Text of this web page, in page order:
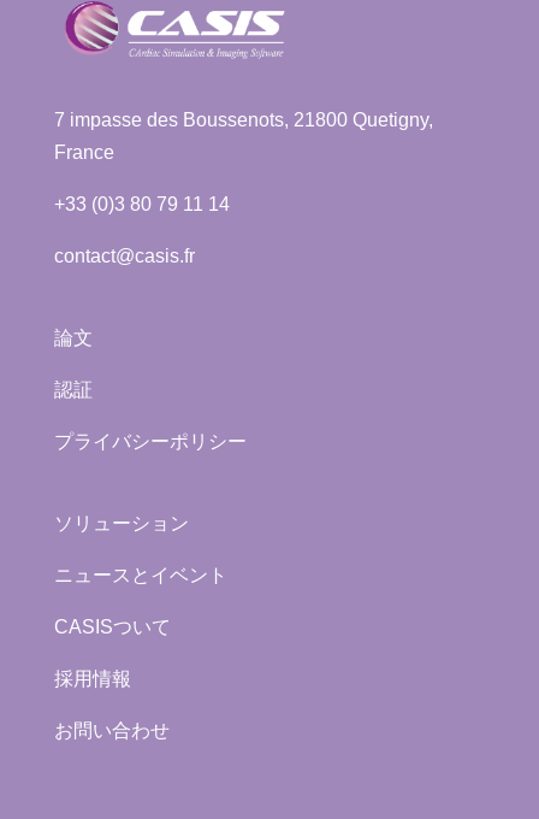
7 impasse des Boussenots, 21800 Quetigny,
France
+33 (0)3 80 79 11 14
contact@casis.fr
論文
認証
プライバシーポリシー
ソリューション
ニュースとイベント
CASISついて
採用情報
お問い合わせ